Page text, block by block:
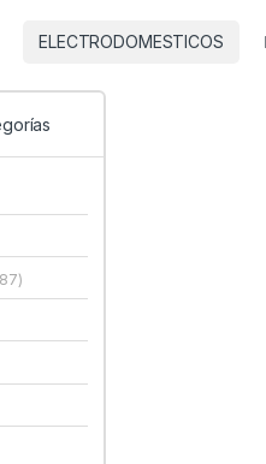
ELECTRODOMESTICOS